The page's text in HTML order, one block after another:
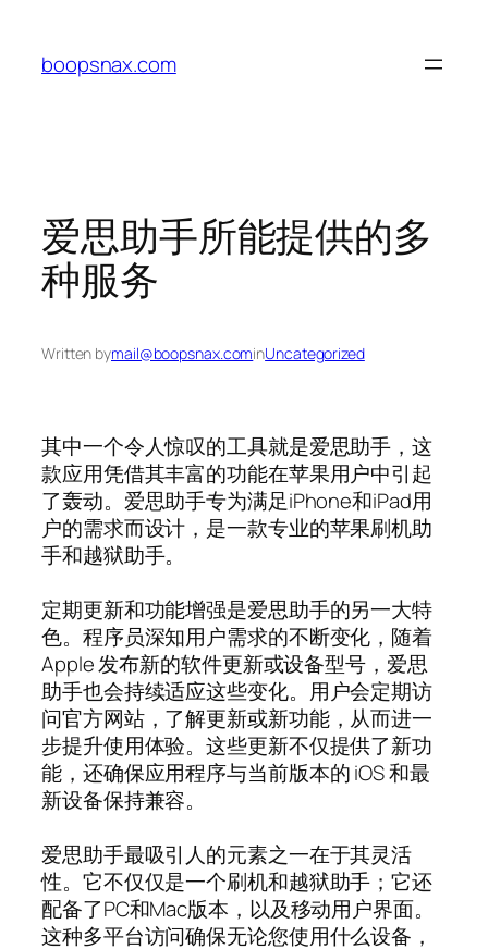
content
boopsnax.com
爱思助手所能提供的多
种服务
Written bymail@boopsnax.cominUncategorized
其中一个令人惊叹的工具就是爱思助手，这
款应用凭借其丰富的功能在苹果用户中引起
了轰动。爱思助手专为满足iPhone和iPad用
户的需求而设计，是一款专业的苹果刷机助
手和越狱助手。
定期更新和功能增强是爱思助手的另一大特
色。程序员深知用户需求的不断变化，随着
Apple 发布新的软件更新或设备型号，爱思
助手也会持续适应这些变化。用户会定期访
问官方网站，了解更新或新功能，从而进一
步提升使用体验。这些更新不仅提供了新功
能，还确保应用程序与当前版本的 iOS 和最
新设备保持兼容。
爱思助手最吸引人的元素之一在于其灵活
性。它不仅仅是一个刷机和越狱助手；它还
配备了PC和Mac版本，以及移动用户界面。
这种多平台访问确保无论您使用什么设备，